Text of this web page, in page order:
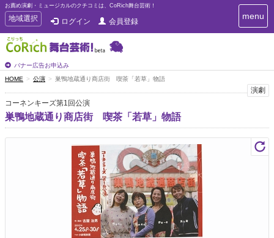
お薦め演劇・ミュージカルのクチコミは、CoRich舞台芸術！
T
o
g
g
e
n
a
v
i
g
地域選択 ログイン 会員登録
バナー広告お申込み
T
o
i
g
menu
HOME 公演 巣鴨地蔵通り商店街 喫茶「若草」物語
演劇
コーネンキーズ第1回公演
巣鴨地蔵通り商店街 喫茶「若草」物語